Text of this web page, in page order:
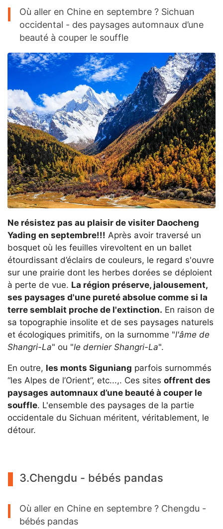
Où aller en Chine en septembre ? Sichuan
occidental - des paysages automnaux d’une
beauté à couper le souffle
Ne résistez pas au plaisir de visiter Daocheng
Yading en septembre!!! Après avoir traversé un
bosquet où les feuilles virevoltent en un ballet
étourdissant d’éclairs de couleurs, le regard s'ouvre
sur une prairie dont les herbes dorées se déploient
à perte de vue. La région préserve, jalousement,
ses paysages d'une pureté absolue comme si la
terre semblait proche de l'extinction. En raison de
sa topographie insolite et de ses paysages naturels
et écologiques primitifs, on la surnomme "l'âme de
Shangri-La" ou "le dernier Shangri-La".
En outre, les monts Siguniang parfois surnommés
“les Alpes de l’Orient”, etc...,. Ces sites offrent des
paysages automnaux d’une beauté à couper le
souffle. L'ensemble des paysages de la partie
occidentale du Sichuan méritent, véritablement, le
détour.
3.Chengdu - bébés pandas
Où aller en Chine en septembre ? Chengdu -
bébés pandas